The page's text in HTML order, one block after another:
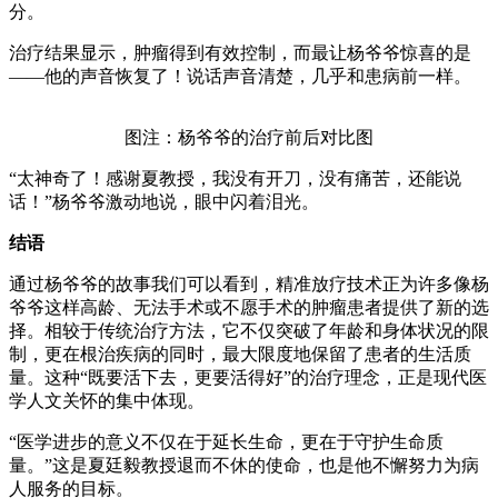
分。
治疗结果显示，肿瘤得到有效控制，而最让杨爷爷惊喜的是
——他的声音恢复了！说话声音清楚，几乎和患病前一样。
图注：杨爷爷的治疗前后对比图
“太神奇了！感谢夏教授，我没有开刀，没有痛苦，还能说
话！”杨爷爷激动地说，眼中闪着泪光。
结语
通过杨爷爷的故事我们可以看到，精准放疗技术正为许多像杨
爷爷这样高龄、无法手术或不愿手术的肿瘤患者提供了新的选
择。相较于传统治疗方法，它不仅突破了年龄和身体状况的限
制，更在根治疾病的同时，最大限度地保留了患者的生活质
量。这种“既要活下去，更要活得好”的治疗理念，正是现代医
学人文关怀的集中体现。
“医学进步的意义不仅在于延长生命，更在于守护生命质
量。”这是夏廷毅教授退而不休的使命，也是他不懈努力为病
人服务的目标。